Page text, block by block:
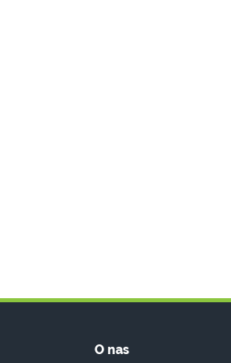
O nas